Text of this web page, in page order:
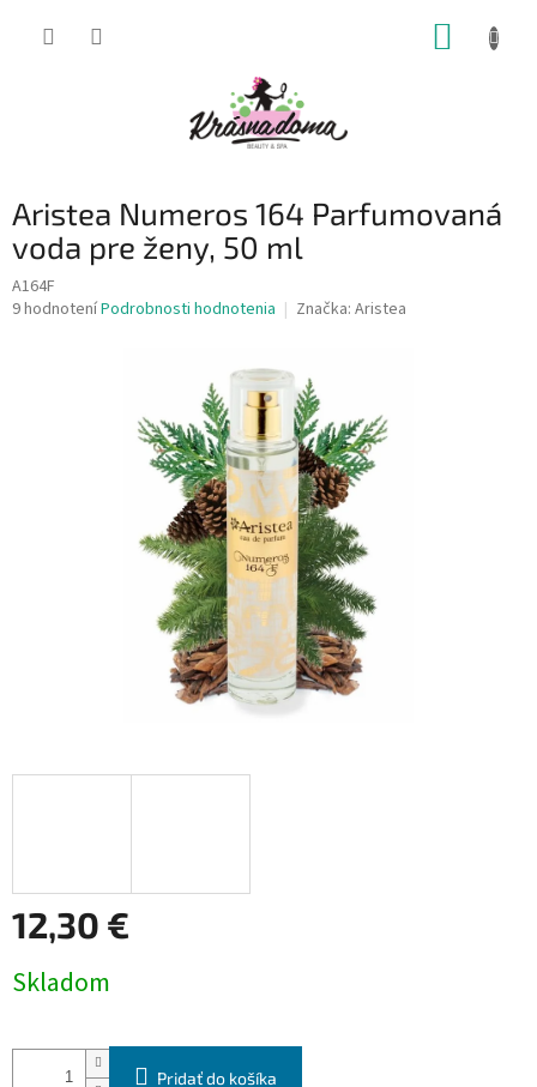
Aristea Numeros 164 Parfumovaná
voda pre ženy, 50 ml
A164F
Priemerné
9 hodnoteníPodrobnosti hodnotenia Značka: Aristea
12,30 €
cena:
Skladom
Pridať do košíka